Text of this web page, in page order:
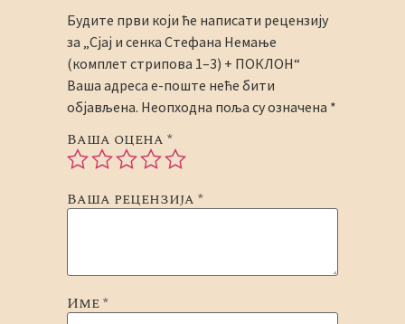
Будите први који ће написати рецензију
за „Сјај и сенка Стефана Немање
(комплет стрипова 1–3) + ПОКЛОН“
Ваша адреса е-поште неће бити
објављена. Неопходна поља су означена *
Ваша оцена*
Ваша рецензија*
Име*